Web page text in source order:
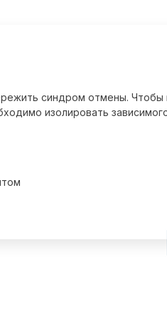
синдром отмены.
изолировать